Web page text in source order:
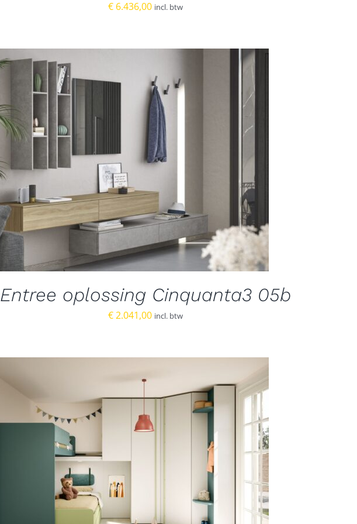
€ 6.436,00 incl. btw
Entree oplossing Cinquanta3 05b
€2.041,00 incl. btw